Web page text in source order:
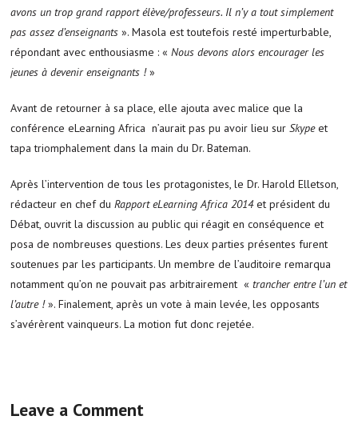
avons un trop grand rapport élève/professeurs. Il n’y a tout simplement
pas assez d’enseignants». Masola est toutefois resté imperturbable,
répondant avec enthousiasme : «Nous devons alors encourager les
jeunes à devenir enseignants !»
Avant de retourner à sa place, elle ajouta avec malice que la
conférence eLearning Africa n’aurait pas pu avoir lieu surSkypeet
tapa triomphalement dans la main du Dr. Bateman.
Après l’intervention de tous les protagonistes, le Dr. Harold Elletson,
rédacteur en chef duRapport eLearning Africa 2014et président du
Débat, ouvrit la discussion au public qui réagit en conséquence et
posa de nombreuses questions. Les deux parties présentes furent
soutenues par les participants. Un membre de l’auditoire remarqua
notamment qu’on ne pouvait pas arbitrairement «trancher entre l’un et
l’autre !». Finalement, après un vote à main levée, les opposants
s’avérèrent vainqueurs. La motion fut donc rejetée.
Leave a Comment